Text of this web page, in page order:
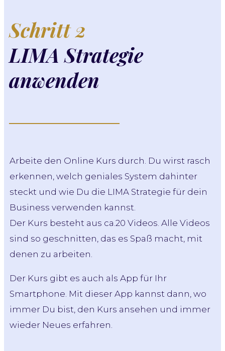
Schritt 2
LIMA Strategie
anwenden
Arbeite den Online Kurs durch. Du wirst rasch
erkennen, welch geniales System dahinter
steckt und wie Du die LIMA Strategie für dein
Business verwenden kannst.
Der Kurs besteht aus ca.20 Videos. Alle Videos
sind so geschnitten, das es Spaß macht, mit
denen zu arbeiten.
Der Kurs gibt es auch als App für Ihr
Smartphone. Mit dieser App kannst dann, wo
immer Du bist, den Kurs ansehen und immer
wieder Neues erfahren.